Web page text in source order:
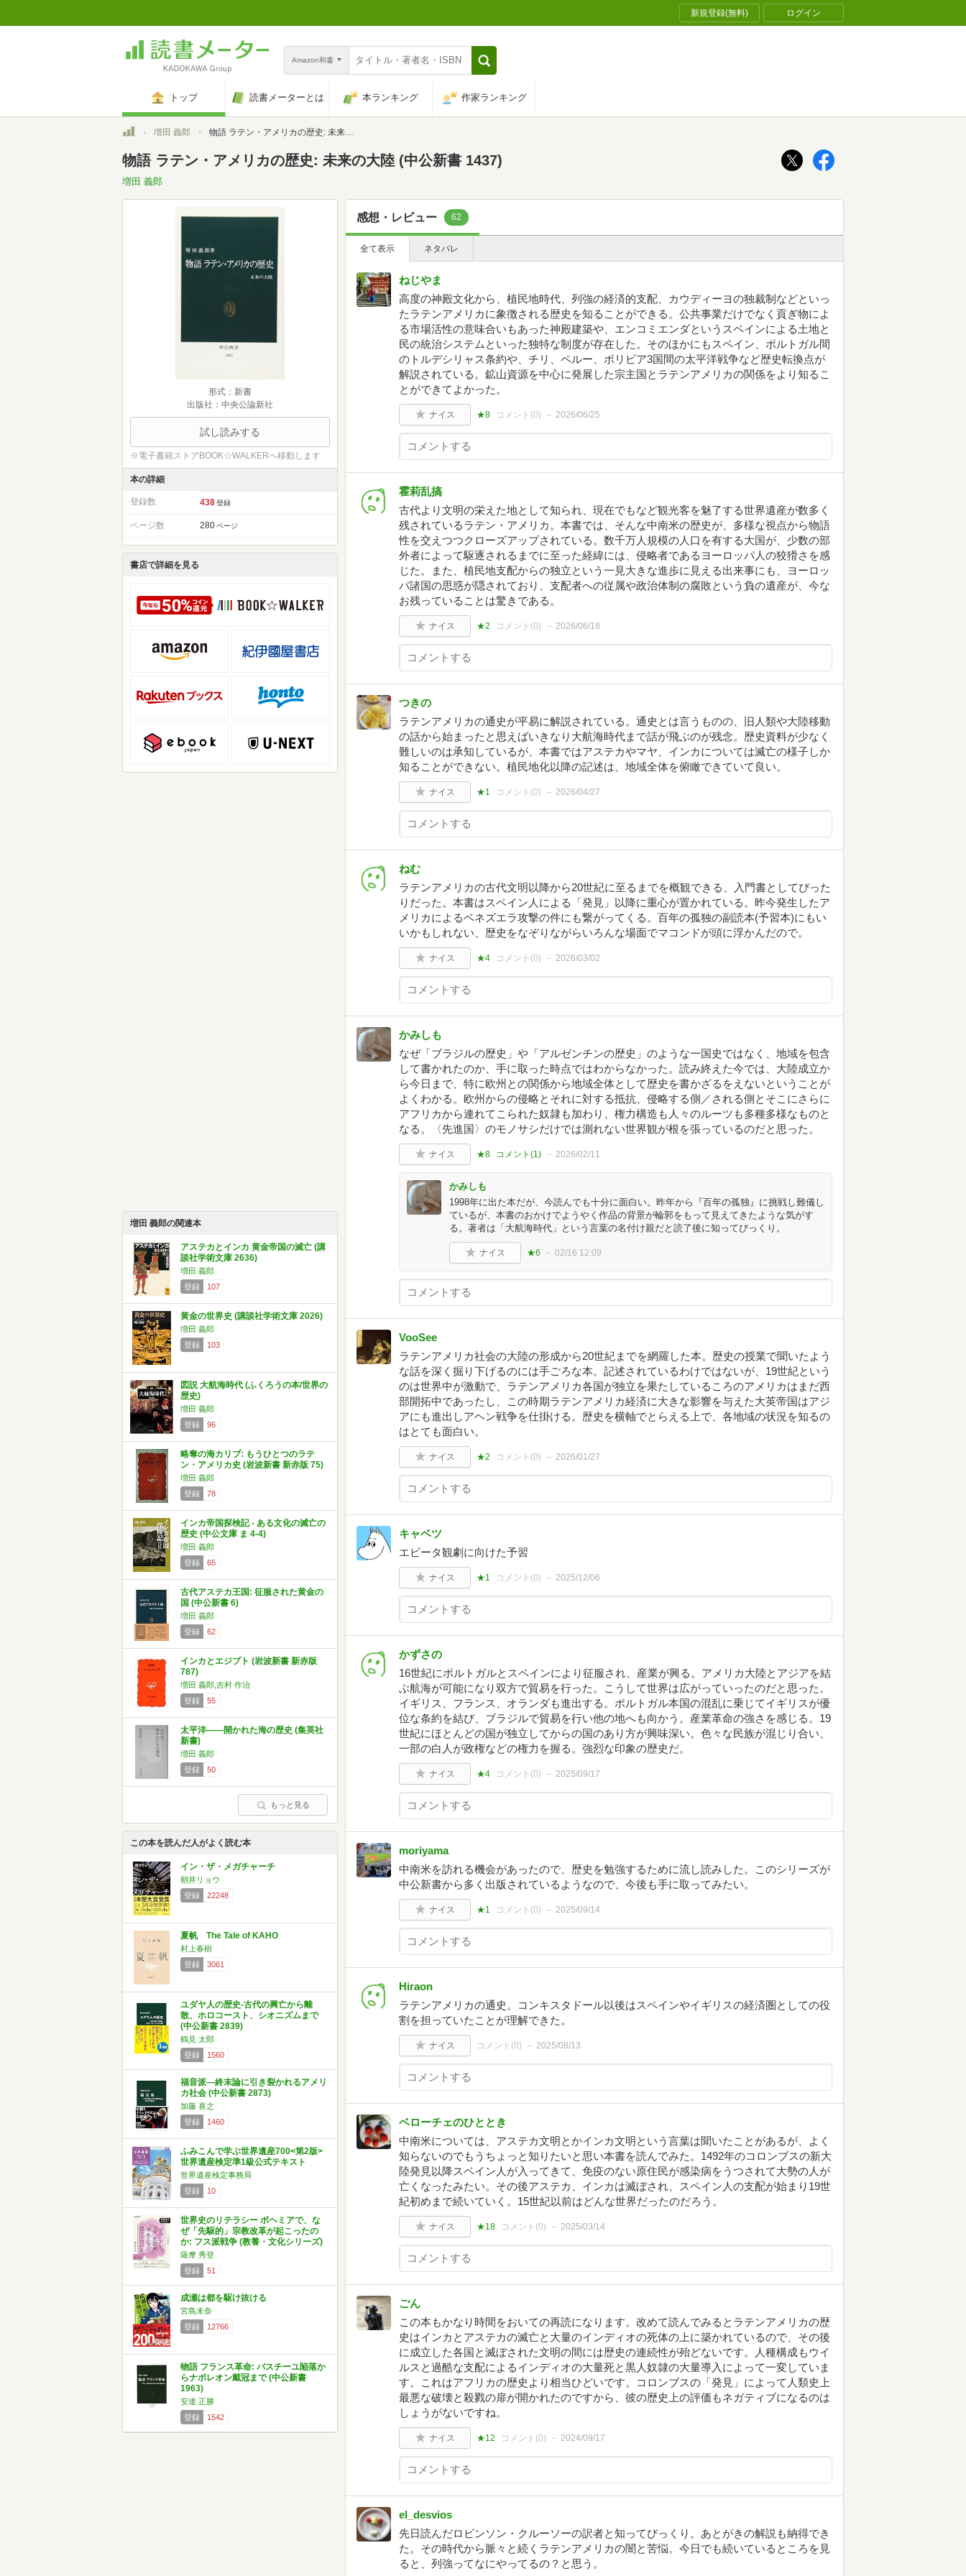
新規登録(無料) ログイン
Amazon和書
トップ 読書メーターとは 本ランキング 作家ランキング
トップ増田 義郎 物語 ラテン・アメリカの歴史: 未来の大陸 (中公新書 1437)
物語 ラテン・アメリカの歴史: 未来の大陸 (中公新書 1437)
増田 義郎
形式：新書
出版社：中央公論新社
試し読みする
※電子書籍ストアBOOK☆WALKERへ移動します
本の詳細
登録数 438 登録
ページ数 280 ページ
書店で詳細を見る
増田 義郎の関連本
アステカとインカ 黄金帝国の滅亡 (講
談社学術文庫 2636)
増田 義郎
登録
107
黄金の世界史 (講談社学術文庫 2026)
増田 義郎
登録
103
図説 大航海時代 (ふくろうの本/世界の
歴史)
増田 義郎
登録
96
略奪の海カリブ: もうひとつのラテ
ン・アメリカ史 (岩波新書 新赤版 75)
増田 義郎
登録
78
インカ帝国探検記 - ある文化の滅亡の
歴史 (中公文庫 ま 4-4)
増田 義郎
登録
65
古代アステカ王国: 征服された黄金の
国 (中公新書 6)
増田 義郎
登録
62
インカとエジプト (岩波新書 新赤版
787)
増田 義郎,吉村 作治
登録
55
太平洋――開かれた海の歴史 (集英社
新書)
増田 義郎
登録
50
もっと見る
この本を読んだ人がよく読む本
イン・ザ・メガチャーチ
朝井リョウ
登録
22248
夏帆 The Tale of KAHO
村上春樹
登録
3061
ユダヤ人の歴史-古代の興亡から離
散、ホロコースト、シオニズムまで
(中公新書 2839)
鶴見 太郎
登録
1560
福音派―終末論に引き裂かれるアメリ
カ社会 (中公新書 2873)
加藤 喜之
登録
1460
ふみこんで学ぶ世界遺産700<第2版>
世界遺産検定準1級公式テキスト
世界遺産検定事務局
登録
10
世界史のリテラシー ボヘミアで、な
ぜ「先駆的」宗教改革が起こったの
か: フス派戦争 (教養・文化シリーズ)
薩摩 秀登
登録
51
成瀬は都を駆け抜ける
宮島未奈
登録
12766
物語 フランス革命: バスチーユ陥落か
らナポレオン戴冠まで (中公新書
1963)
安達 正勝
登録
1542
感想・レビュー 62
全て表示 ネタバレ
ねじやま
高度の神殿文化から、植民地時代、列強の経済的支配、カウディーヨの独裁制などといっ
たラテンアメリカに象徴される歴史を知ることができる。公共事業だけでなく貢ぎ物によ
る市場活性の意味合いもあった神殿建築や、エンコミエンダというスペインによる土地と
民の統治システムといった独特な制度が存在した。そのほかにもスペイン、ポルトガル間
のトルデシリャス条約や、チリ、ペルー、ボリビア3国間の太平洋戦争など歴史転換点が
解説されている。鉱山資源を中心に発展した宗主国とラテンアメリカの関係をより知るこ
とができてよかった。
ナイス ★8 コメント(0) 2026/06/25
霍莉乱搞
古代より文明の栄えた地として知られ、現在でもなど観光客を魅了する世界遺産が数多く
残されているラテン・アメリカ。本書では、そんな中南米の歴史が、多様な視点から物語
性を交えつつクローズアップされている。数千万人規模の人口を有する大国が、少数の部
外者によって駆逐されるまでに至った経緯には、侵略者であるヨーロッパ人の狡猾さを感
じた。また、植民地支配からの独立という一見大きな進歩に見える出来事にも、ヨーロッ
パ諸国の思惑が隠されており、支配者への従属や政治体制の腐敗という負の遺産が、今な
お残っていることは驚きである。
ナイス ★2 コメント(0) 2026/06/18
つきの
ラテンアメリカの通史が平易に解説されている。通史とは言うものの、旧人類や大陸移動
の話から始まったと思えばいきなり大航海時代まで話が飛ぶのが残念。歴史資料が少なく
難しいのは承知しているが、本書ではアステカやマヤ、インカについては滅亡の様子しか
知ることができない。植民地化以降の記述は、地域全体を俯瞰できていて良い。
ナイス ★1 コメント(0) 2026/04/27
ねむ
ラテンアメリカの古代文明以降から20世紀に至るまでを概観できる、入門書としてぴった
りだった。本書はスペイン人による「発見」以降に重心が置かれている。昨今発生したア
メリカによるベネズエラ攻撃の件にも繋がってくる。百年の孤独の副読本(予習本)にもい
いかもしれない、歴史をなぞりながらいろんな場面でマコンドが頭に浮かんだので。
ナイス ★4 コメント(0) 2026/03/02
かみしも
なぜ「ブラジルの歴史」や「アルゼンチンの歴史」のような一国史ではなく、地域を包含
して書かれたのか、手に取った時点ではわからなかった。読み終えた今では、大陸成立か
ら今日まで、特に欧州との関係から地域全体として歴史を書かざるをえないということが
よくわかる。欧州からの侵略とそれに対する抵抗、侵略する側／される側とそこにさらに
アフリカから連れてこられた奴隷も加わり、権力構造も人々のルーツも多種多様なものと
なる。〈先進国〉のモノサシだけでは測れない世界観が根を張っているのだと思った。
ナイス ★8 コメント(1) 2026/02/11
かみしも
1998年に出た本だが、今読んでも十分に面白い。昨年から『百年の孤独』に挑戦し難儀し
ているが、本書のおかけでようやく作品の背景が輪郭をもって見えてきたような気がす
る。著者は「大航海時代」という言葉の名付け親だと読了後に知ってびっくり。
ナイス ★6 02/16 12:09
VooSee
ラテンアメリカ社会の大陸の形成から20世紀までを網羅した本。歴史の授業で聞いたよう
な話を深く掘り下げるのには手ごろな本。記述されているわけではないが、19世紀という
のは世界中が激動で、ラテンアメリカ各国が独立を果たしているころのアメリカはまだ西
部開拓中であったし、この時期ラテンアメリカ経済に大きな影響を与えた大英帝国はアジ
アにも進出しアヘン戦争を仕掛ける。歴史を横軸でとらえる上で、各地域の状況を知るの
はとても面白い。
ナイス ★2 コメント(0) 2026/01/27
キャベツ
エビータ観劇に向けた予習
ナイス ★1 コメント(0) 2025/12/06
かずさの
16世紀にポルトガルとスペインにより征服され、産業が興る。アメリカ大陸とアジアを結
ぶ航海が可能になり双方で貿易を行った。こうして世界は広がっていったのだと思った。
イギリス、フランス、オランダも進出する。ポルトガル本国の混乱に乗じてイギリスが優
位な条約を結び、ブラジルで貿易を行い他の地へも向かう。産業革命の強さを感じる。19
世紀にほとんどの国が独立してからの国のあり方が興味深い。色々な民族が混じり合い、
一部の白人が政権などの権力を握る。強烈な印象の歴史だ。
ナイス ★4 コメント(0) 2025/09/17
moriyama
中南米を訪れる機会があったので、歴史を勉強するために流し読みした。このシリーズが
中公新書から多く出版されているようなので、今後も手に取ってみたい。
ナイス ★1 コメント(0) 2025/09/14
Hiraon
ラテンアメリカの通史。コンキスタドール以後はスペインやイギリスの経済圏としての役
割を担っていたことが理解できた。
ナイス コメント(0) 2025/08/13
ベローチェのひととき
中南米については、アステカ文明とかインカ文明という言葉は聞いたことがあるが、よく
知らないのでもうちょっと知りたいと思い本書を読んでみた。1492年のコロンブスの新大
陸発見以降スペイン人が入ってきて、免疫のない原住民が感染病をうつされて大勢の人が
亡くなったみたい。その後アステカ、インカは滅ぼされ、スペイン人の支配が始まり19世
紀初めまで続いていく。15世紀以前はどんな世界だったのだろう。
ナイス ★18 コメント(0) 2025/03/14
ごん
この本もかなり時間をおいての再読になります。改めて読んでみるとラテンアメリカの歴
史はインカとアステカの滅亡と大量のインディオの死体の上に築かれているので、その後
に成立した各国と滅ぼされた文明の間には歴史の連続性が殆どないです。人種構成もウイ
ルスと過酷な支配によるインディオの大量死と黒人奴隷の大量導入によって一変していま
す。これはアフリカの歴史より相当ひどいです。コロンブスの「発見」によって人類史上
最悪な破壊と殺戮の扉が開かれたのですから、彼の歴史上の評価もネガティブになるのは
しょうがないですね。
ナイス ★12 コメント(0) 2024/09/17
el_desvios
先日読んだロビンソン・クルーソーの訳者と知ってびっくり。あとがきの解説も納得でき
た。その時代から脈々と続くラテンアメリカの闇と苦悩。今日でも続いているところを見
ると、列強ってなにやってるの？と思う。